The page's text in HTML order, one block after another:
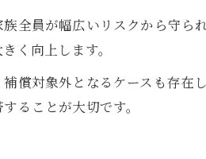
全員が幅広いリスクから守
く向上します。
償対象外となるケースも存
ることが大切です。